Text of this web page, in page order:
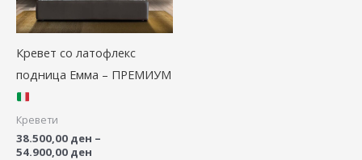
Кревет со латофлекс
подница Емма – ПРЕМИУМ
Кревети
38.500,00 ден –
54.900,00 ден
variants.
The
may